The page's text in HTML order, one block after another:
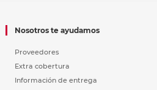
Nosotros te ayudamos
Proveedores
Extra cobertura
Información de entrega